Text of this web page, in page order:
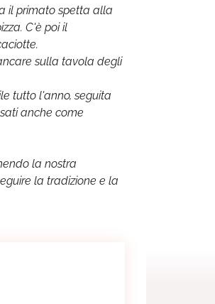
il primato spetta alla
C'è poi il
sulla tavola degli
tutto l'anno, seguita
anche come
la nostra
la tradizione e la